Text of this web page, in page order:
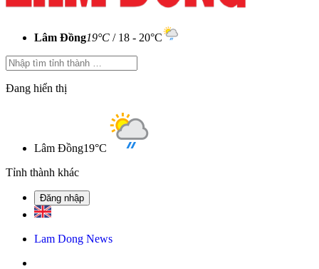
Lâm Đồng19°C / 18 - 20°C
Đang hiển thị
Lâm Đồng19°C
Tỉnh thành khác
Đăng nhập
Lam Dong News